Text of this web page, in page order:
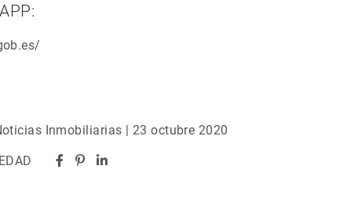
Inmobiliarias | 23 octubre 2020